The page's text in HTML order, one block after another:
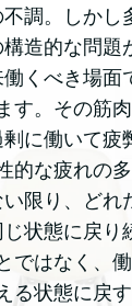
調。しかし
造的な問題
くべき場面
す。その筋
に働いて疲
的な疲れの多
限り、どれ
状態に戻り
ではなく、
る状態に戻